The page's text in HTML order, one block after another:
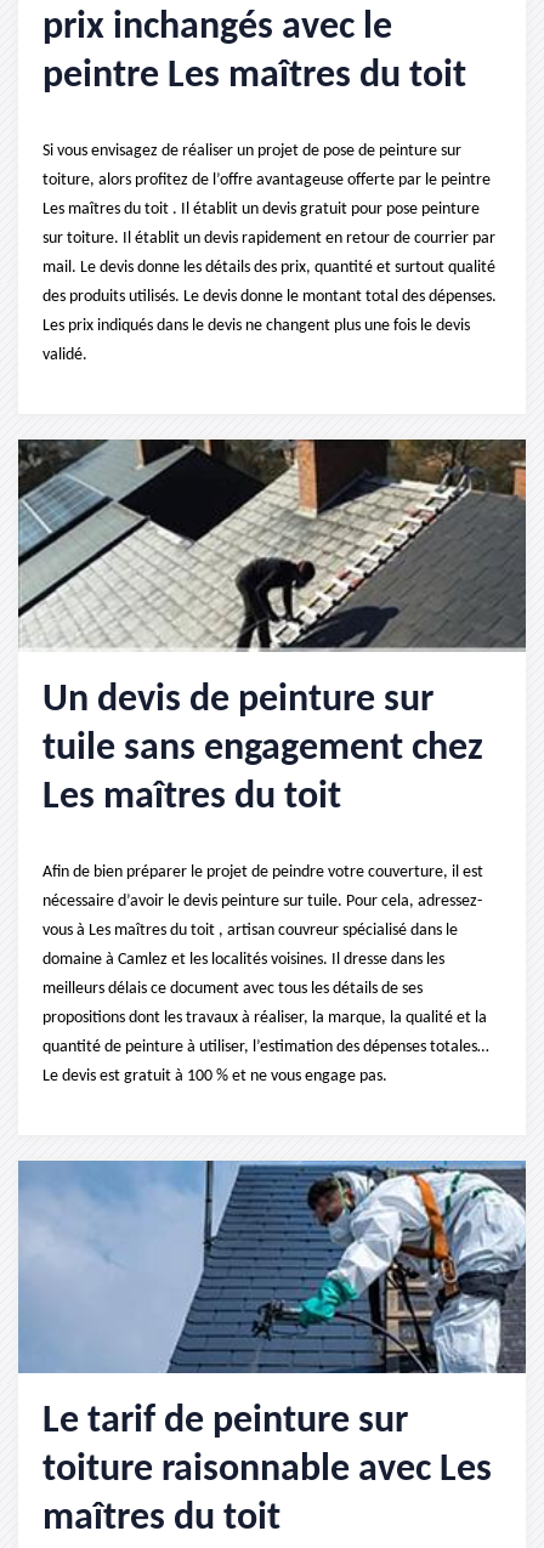
prix inchangés avec le
peintre Les maîtres du toit
Si vous envisagez de réaliser un projet de pose de peinture sur
toiture, alors profitez de l’offre avantageuse offerte par le peintre
Les maîtres du toit . Il établit un devis gratuit pour pose peinture
sur toiture. Il établit un devis rapidement en retour de courrier par
mail. Le devis donne les détails des prix, quantité et surtout qualité
des produits utilisés. Le devis donne le montant total des dépenses.
Les prix indiqués dans le devis ne changent plus une fois le devis
validé.
Un devis de peinture sur
tuile sans engagement chez
Les maîtres du toit
Afin de bien préparer le projet de peindre votre couverture, il est
nécessaire d’avoir le devis peinture sur tuile. Pour cela, adressez-
vous à Les maîtres du toit , artisan couvreur spécialisé dans le
domaine à Camlez et les localités voisines. Il dresse dans les
meilleurs délais ce document avec tous les détails de ses
propositions dont les travaux à réaliser, la marque, la qualité et la
quantité de peinture à utiliser, l’estimation des dépenses totales…
Le devis est gratuit à 100 % et ne vous engage pas.
Le tarif de peinture sur
toiture raisonnable avec Les
maîtres du toit